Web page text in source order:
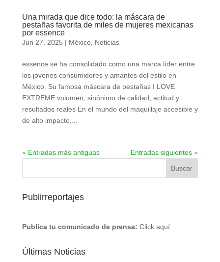
Una mirada que dice todo: la máscara de
pestañas favorita de miles de mujeres mexicanas
por essence
Jun 27, 2025 | México, Noticias
essence se ha consolidado como una marca líder entre
los jóvenes consumidores y amantes del estilo en
México. Su famosa máscara de pestañas I LOVE
EXTREME volumen, sinónimo de calidad, actitud y
resultados reales En el mundo del maquillaje accesible y
de alto impacto,...
« Entradas más antiguas Entradas siguientes »
Publirreportajes
Publica tu comunicado de prensa: Click aquí
Últimas Noticias